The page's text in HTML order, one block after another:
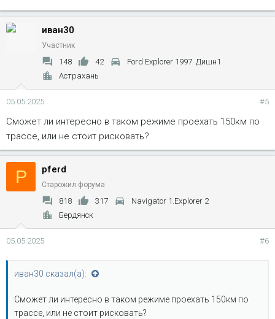
м
иван30
Участник
148 42
Ford Explorer 1997. Дишн1
Астрахань
05.05.2025 #5
Сможет ли интересно в таком режиме проехать 150км по
трассе, или не стоит рисковать?
P pferd
Старожил форума
818 317
Navigator 1.Explorer 2
Бердянск
05.05.2025 #6
иван30 сказал(а):
Сможет ли интересно в таком режиме проехать 150км по
трассе, или не стоит рисковать?